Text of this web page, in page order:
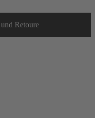
Retoure